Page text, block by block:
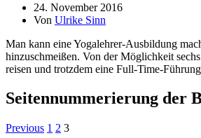
24. November 2016
Von Ulrike Sinn
Man kann eine Yogalehrer-Ausbildung
hinzuschmeißen. Von der Möglichkeit
reisen und trotzdem eine Full-Time-
Seitennummerierung der
Previous 1 2 3